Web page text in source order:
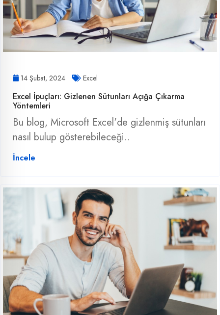
14 Şubat, 2024 Excel
Excel İpuçları: Gizlenen Sütunları Açığa Çıkarma
Yöntemleri
Bu blog, Microsoft Excel'de gizlenmiş sütunları
nasıl bulup gösterebileceği..
İncele